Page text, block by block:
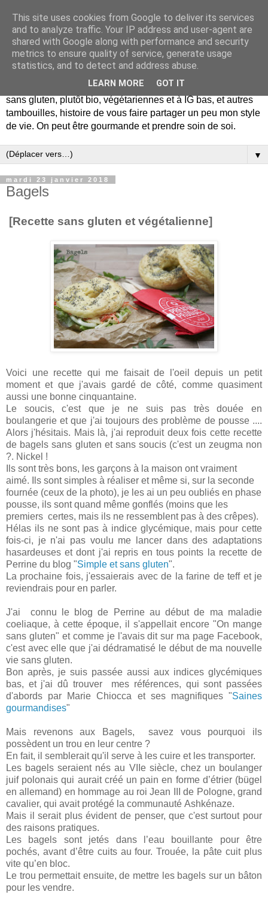
De la gourmandise mais pas seulement... Blog de recettes
sans gluten, plutôt bio, végétariennes et à IG bas, et autres
tambouilles, histoire de vous faire partager un peu mon style
de vie. On peut être gourmande et prendre soin de soi.
▼
mardi 23 janvier 2018
Bagels
[Recette sans gluten et végétalienne]
Voici une recette qui me faisait de l'oeil depuis un petit
moment et que j'avais gardé de côté, comme quasiment
aussi une bonne cinquantaine.
Le soucis, c'est que je ne suis pas très douée en
boulangerie et que j'ai toujours des problème de pousse ....
Alors j'hésitais. Mais là, j'ai reproduit deux fois cette recette
de bagels sans gluten et sans soucis (c'est un zeugma non
?. Nickel !
Ils sont très bons, les garçons à la maison ont vraiment
aimé. Ils sont simples à réaliser et même si, sur la seconde
fournée (ceux de la photo), je les ai un peu oubliés en phase
pousse, ils sont quand même gonflés (moins que les
premiers certes, mais ils ne ressemblent pas à des crêpes).
Hélas ils ne sont pas à indice glycémique, mais pour cette
fois-ci, je n'ai pas voulu me lancer dans des adaptations
hasardeuses et dont j'ai repris en tous points la recette de
Perrine du blog "Simple et sans gluten".
La prochaine fois, j'essaierais avec de la farine de teff et je
reviendrais pour en parler.
J'ai connu le blog de Perrine au début de ma maladie
coeliaque, à cette époque, il s'appellait encore "On mange
sans gluten" et comme je l'avais dit sur ma page Facebook,
c'est avec elle que j'ai dédramatisé le début de ma nouvelle
vie sans gluten.
Bon après, je suis passée aussi aux indices glycémiques
bas, et j'ai dû trouver mes références, qui sont passées
d'abords par Marie Chiocca et ses magnifiques "Saines
gourmandises"
Mais revenons aux Bagels, savez vous pourquoi ils
possèdent un trou en leur centre ?
En fait, il semblerait qu'il serve à les cuire et les transporter.
Les bagels seraient nés au VIIe siècle, chez un boulanger
juif polonais qui aurait créé un pain en forme d’étrier (bügel
en allemand) en hommage au roi Jean III de Pologne, grand
cavalier, qui avait protégé la communauté Ashkénaze.
Mais il serait plus évident de penser, que c'est surtout pour
des raisons pratiques.
Les bagels sont jetés dans l’eau bouillante pour être
pochés, avant d’être cuits au four. Trouée, la pâte cuit plus
vite qu’en bloc.
Le trou permettait ensuite, de mettre les bagels sur un bâton
pour les vendre.
This site uses cookies from Google to deliver its services
and to analyze traffic. Your IP address and user-agent are
shared with Google along with performance and security
metrics to ensure quality of service, generate usage
statistics, and to detect and address abuse.
LEARN MORE GOT IT